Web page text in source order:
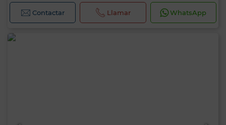
Contactar Llamar WhatsApp